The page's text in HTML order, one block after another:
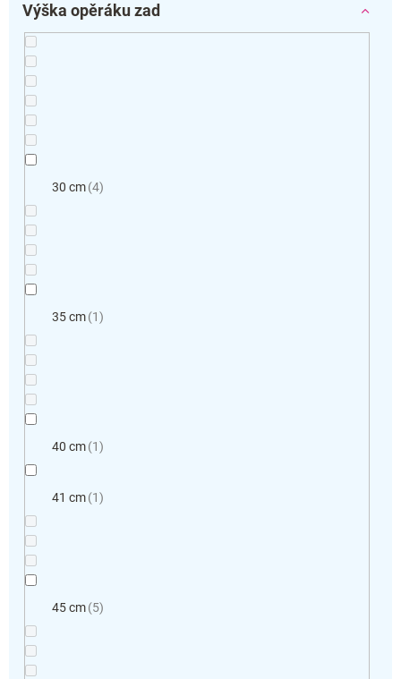
Výška opěráku zad
30 cm 4
35 cm 1
40 cm 1
41 cm 1
45 cm 5